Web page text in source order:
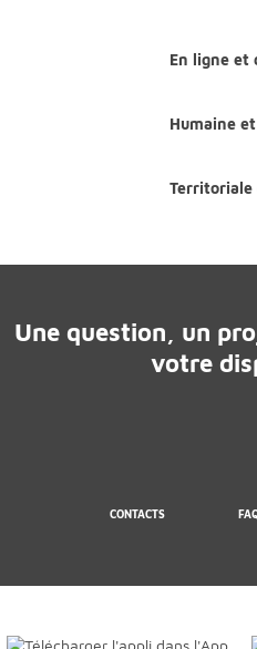
En ligne et
Humaine
Territoriale
Une question, un
votre
CONTACTS